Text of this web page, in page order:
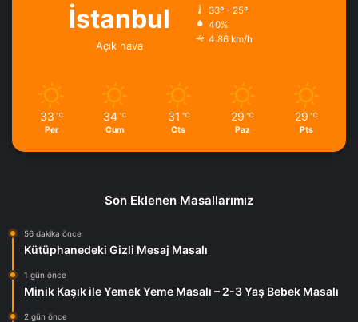
İstanbul
Açık hava
33º - 25º
40%
4.86 km/h
33 ℃
Per
34 ℃
Cum
31 ℃
Cts
29 ℃
Paz
29 ℃
Pts
Son Eklenen Masallarımız
56 dakika önce
Kütüphanedeki Gizli Mesaj Masalı
1 gün önce
Minik Kaşık ile Yemek Yeme Masalı – 2-3 Yaş Bebek Masalı
2 gün önce